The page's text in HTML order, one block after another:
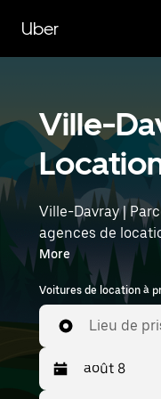
contenu
principal
Uber
Ville-
Ville-Davray |
agences de
Uber Rent. Des
de luxe en
des véhicules
aux groupes
Saisissez l'heure
exemple : Paris
voitures de
More
Voitures de location à
Lieu de